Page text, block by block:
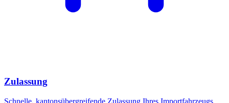
Zulassung
Schnelle, kantonsübergreifende Zulassung Ihres Importfahrzeugs